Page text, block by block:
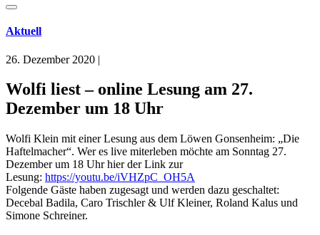
Aktuell
26. Dezember 2020 |
Wolfi liest – online Lesung am 27.
Dezember um 18 Uhr
Wolfi Klein mit einer Lesung aus dem Löwen Gonsenheim: „Die
Haftelmacher“. Wer es live miterleben möchte am Sonntag 27.
Dezember um 18 Uhr hier der Link zur
Lesung: https://youtu.be/iVHZpC_OH5A
Folgende Gäste haben zugesagt und werden dazu geschaltet:
Decebal Badila, Caro Trischler & Ulf Kleiner, Roland Kalus und
Simone Schreiner.